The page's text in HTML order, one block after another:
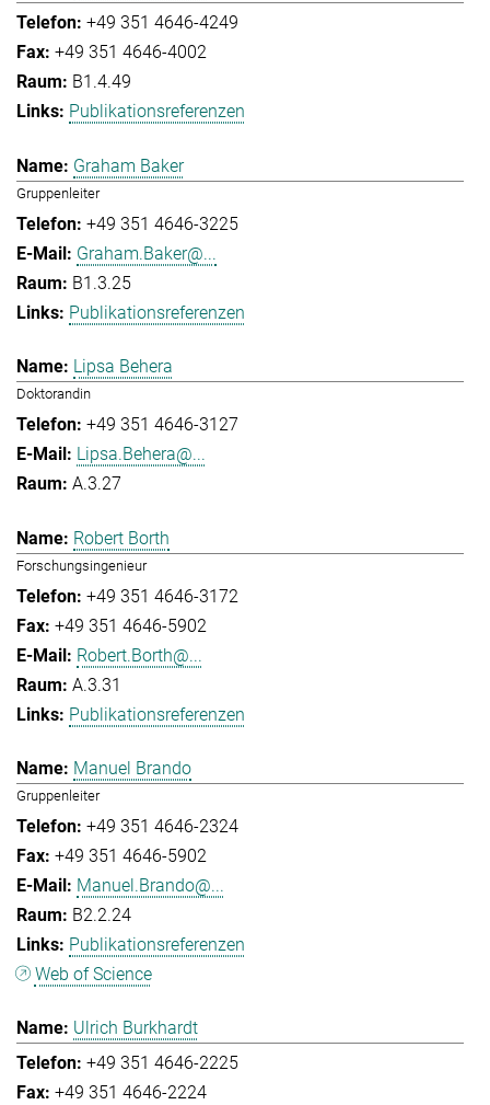
+49 351 4646-4249
+49 351 4646-4002
B1.4.49
Publikationsreferenzen
Graham Baker
Gruppenleiter
+49 351 4646-3225
Graham.Baker@...
B1.3.25
Publikationsreferenzen
Lipsa Behera
Doktorandin
+49 351 4646-3127
Lipsa.Behera@...
A.3.27
Robert Borth
Forschungsingenieur
+49 351 4646-3172
+49 351 4646-5902
Robert.Borth@...
A.3.31
Publikationsreferenzen
Manuel Brando
Gruppenleiter
+49 351 4646-2324
+49 351 4646-5902
Manuel.Brando@...
B2.2.24
Publikationsreferenzen
Web of Science
Ulrich Burkhardt
+49 351 4646-2225
+49 351 4646-2224